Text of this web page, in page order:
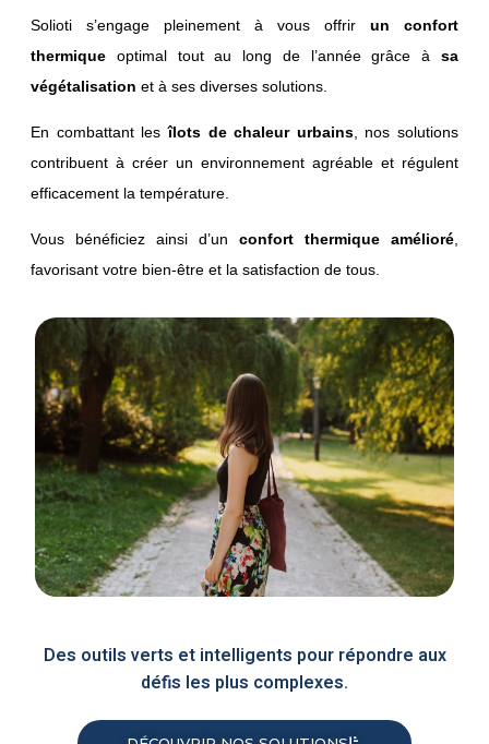
Solioti s’engage pleinement à vous offrir un confort
thermique optimal tout au long de l’année grâce à sa
végétalisation et à ses diverses solutions.
En combattant lesîlots de chaleur urbains, nos solutions
contribuent à créer un environnement agréable et régulent
efficacement la température.
Vous bénéficiez ainsi d’un confort thermique amélioré
favorisant votre bien-être et la satisfaction de tous.
Des outils verts et intelligents pour répondre aux
défis les plus complexes.